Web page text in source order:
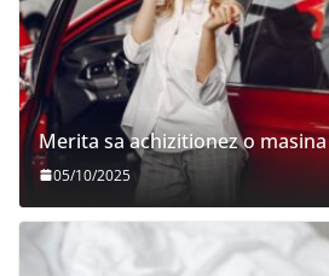
Merita sa achizitionez o
05/10/2025